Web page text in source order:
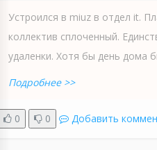
Устроился в miuz в отдел it.
коллектив сплоченный.
удаленки. Хотя бы день дома
Подробнее >>
0 0 Добавить